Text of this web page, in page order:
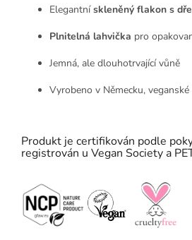
Elegantnískleněný flakon s
Plnitelná lahvička pro
Jemná, ale dlouhotrvající vůně
Vyrobeno v Německu,
Produkt je certifikován podle
registrován u Vegan Society a